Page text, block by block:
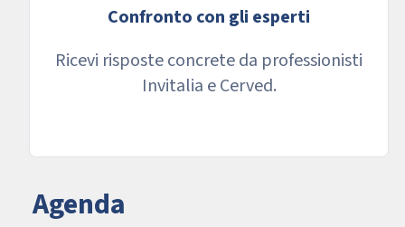
Confronto con gli esperti
Ricevi risposte concrete da professionisti
Invitalia e Cerved.
Agenda